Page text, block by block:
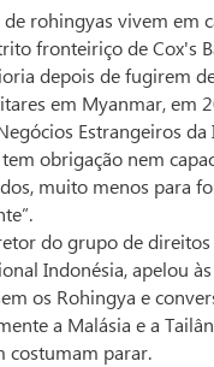
rohingyas vivem em
fronteiriço de Cox's
depois de fugirem
em Myanmar, em
Estrangeiros da
obrigação nem
muito menos para
do grupo de
Indonésia, apelou
os Rohingya e
a Malásia e a
costumam parar.